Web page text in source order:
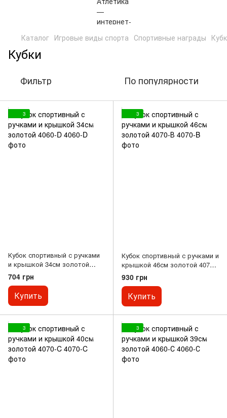
Каталог Игровые виды спорта Спортивные награды
Кубки
Фильтр По популярности
3
Кубок спортивный с ручками
и крышкой 34см золотой
4060-D
704 грн
Купить
3
Кубок спортивный с ручками и
крышкой 46см золотой 4070-
В
930 грн
Купить
3 3